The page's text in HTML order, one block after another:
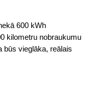
600 kWh
kilometru nobraukumu
būs vieglāka, reālais